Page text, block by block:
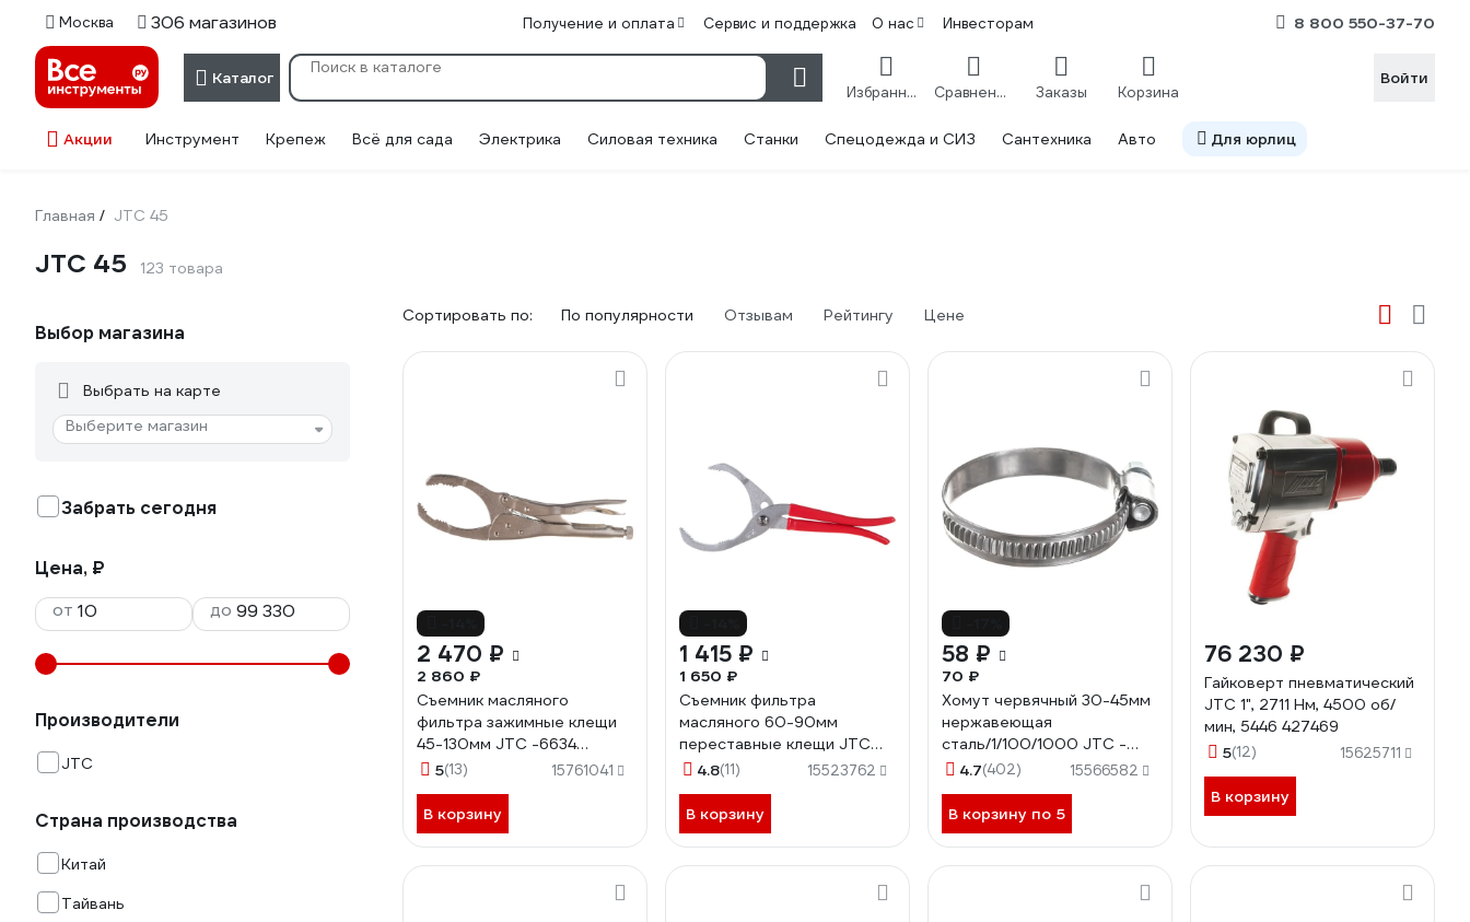
Москва 306 магазинов Получение и оплата Сервис и поддержка О нас Инвесторам 8 800 550-37-70
Каталог
Избранное Сравнение Заказы Корзина
Войти
Акции Инструмент Крепеж Всё для сада Электрика Силовая техника Станки Спецодежда и СИЗ Сантехника Авто Для юрлиц
Главная / JTC 45
JTC 45 123 товара
Выбор магазина
Выбрать на карте
Выберите магазин
Забрать сегодня
Цена, ₽
от
до
Производители
JTC
Страна производства
Китай
Тайвань
Сортировать по: По популярности Отзывам Рейтингу Цене
2 470 ₽
2 860 ₽
Съемник масляного
фильтра зажимные клещи
45-130мм JTC -6634
479847
5(13) 15761041
В корзину
1 415 ₽
1 650 ₽
Съемник фильтра
масляного 60-90мм
переставные клещи JTC
-1601 682656
4.8(11) 15523762
В корзину
58 ₽
70 ₽
Хомут червячный 30-45мм
нержавеющая
сталь/1/100/1000 JTC -
ZN45 700780
4.7(402) 15566582
В корзину по 5
76 230 ₽
Гайковерт пневматический
JTC 1", 2711 Нм, 4500 об/
мин, 5446 427469
5(12) 15625711
В корзину